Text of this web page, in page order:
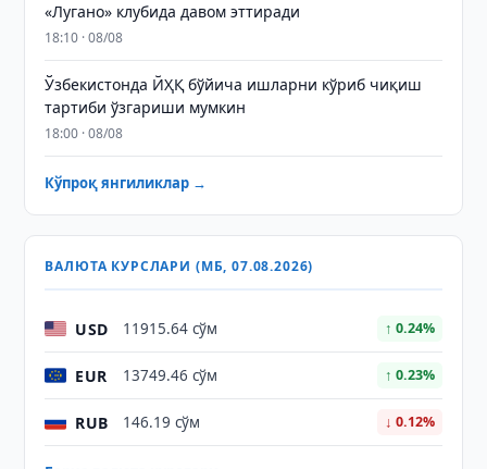
«Лугано» клубида давом эттиради
18:10 · 08/08
Ўзбекистонда ЙҲҚ бўйича ишларни кўриб чиқиш
тартиби ўзгариши мумкин
18:00 · 08/08
Кўпроқ янгиликлар →
ВАЛЮТА КУРСЛАРИ (МБ, 07.08.2026)
USD 11915.64 сўм ↑ 0.24%
EUR 13749.46 сўм ↑ 0.23%
RUB 146.19 сўм ↓ 0.12%